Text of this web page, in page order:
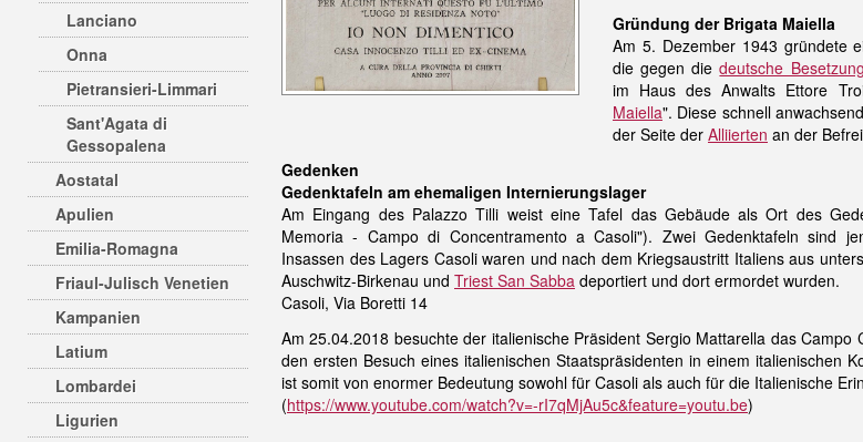
Lanciano
Onna
Pietransieri-Limmari
Sant'Agata di
Gessopalena
Aostatal
Apulien
Emilia-Romagna
Friaul-Julisch Venetien
Kampanien
Latium
Lombardei
Ligurien
Gründung der Brigata Maiella
Am 5. Dezember 1943 gründete
die gegen diedeutsche
im Haus des Anwalts Ettore
Maiella". Diese schnell
der Seite der Alliierten an der
Gedenken
Gedenktafeln am ehemaligen Internierungslager
Am Eingang des Palazzo Tilli weist eine Tafel das Gebäude als Ort des
Memoria - Campo di Concentramento a Casoli"). Zwei Gedenktafeln sind
Insassen des Lagers Casoli waren und nach dem Kriegsaustritt Italiens aus
Auschwitz-Birkenau und Triest San Sabba deportiert und dort ermordet wurden.
Casoli, Via Boretti 14
Am 25.04.2018 besuchte der italienische Präsident Sergio Mattarella das Campo
den ersten Besuch eines italienischen Staatspräsidenten in einem italienischen
ist somit von enormer Bedeutung sowohl für Casoli als auch für die Italienische
(https://www.youtube.com/watch?v=-rI7qMjAu5c&feature=youtu.be)